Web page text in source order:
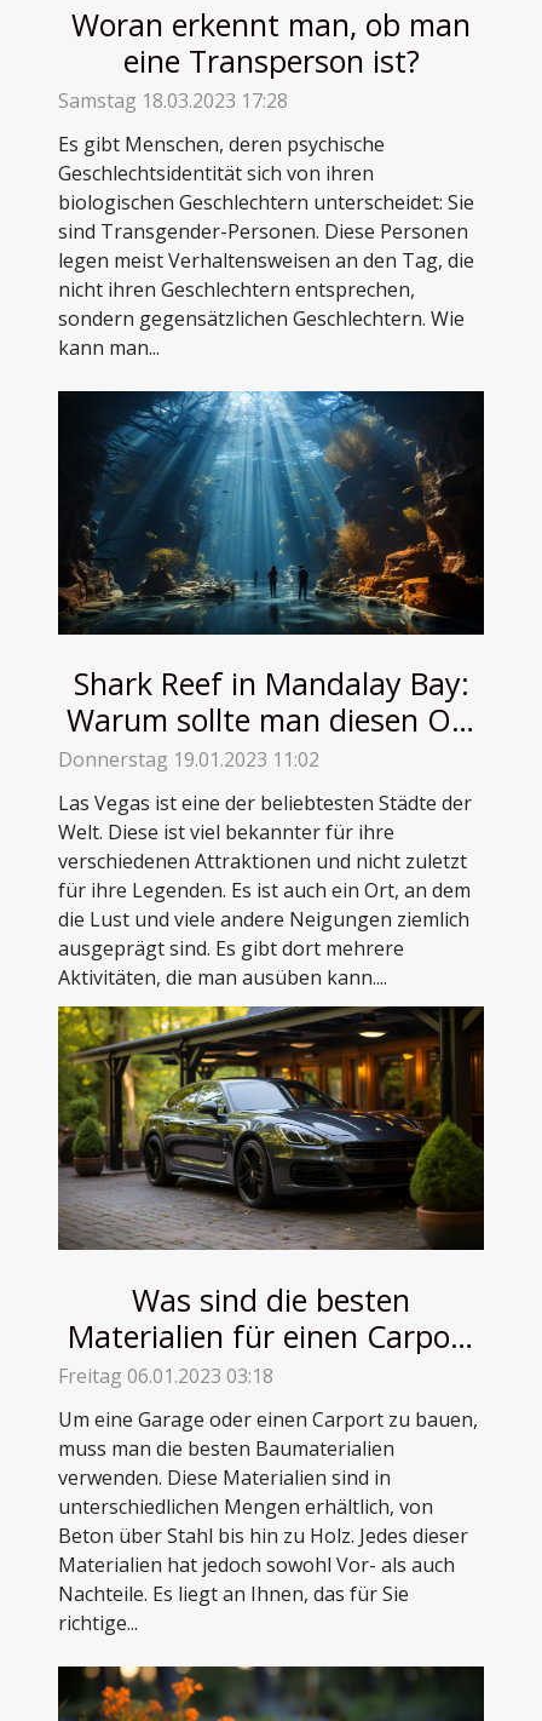
Woran erkennt man, ob man
eine Transperson ist?
Samstag 18.03.2023 17:28
Es gibt Menschen, deren psychische
Geschlechtsidentität sich von ihren
biologischen Geschlechtern unterscheidet: Sie
sind Transgender-Personen. Diese Personen
legen meist Verhaltensweisen an den Tag, die
nicht ihren Geschlechtern entsprechen,
sondern gegensätzlichen Geschlechtern. Wie
kann man...
Shark Reef in Mandalay Bay:
Warum sollte man diesen Ort
unbedingt besuchen ?
Donnerstag 19.01.2023 11:02
Las Vegas ist eine der beliebtesten Städte der
Welt. Diese ist viel bekannter für ihre
verschiedenen Attraktionen und nicht zuletzt
für ihre Legenden. Es ist auch ein Ort, an dem
die Lust und viele andere Neigungen ziemlich
ausgeprägt sind. Es gibt dort mehrere
Aktivitäten, die man ausüben kann....
Was sind die besten
Materialien für einen Carport
oder eine Garage?
Freitag 06.01.2023 03:18
Um eine Garage oder einen Carport zu bauen,
muss man die besten Baumaterialien
verwenden. Diese Materialien sind in
unterschiedlichen Mengen erhältlich, von
Beton über Stahl bis hin zu Holz. Jedes dieser
Materialien hat jedoch sowohl Vor- als auch
Nachteile. Es liegt an Ihnen, das für Sie
richtige...